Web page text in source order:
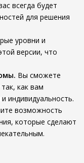
всегда будет
для решения
уровни и
версии, что
Вы сможете
как вам
индивидуальность.
возможность
которые сделают